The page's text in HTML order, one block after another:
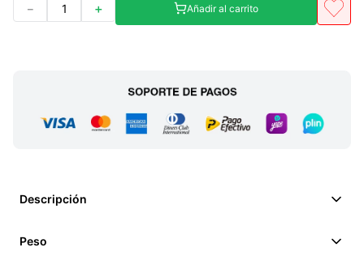
＋
－ Añadir al carrito
Descripción
Peso